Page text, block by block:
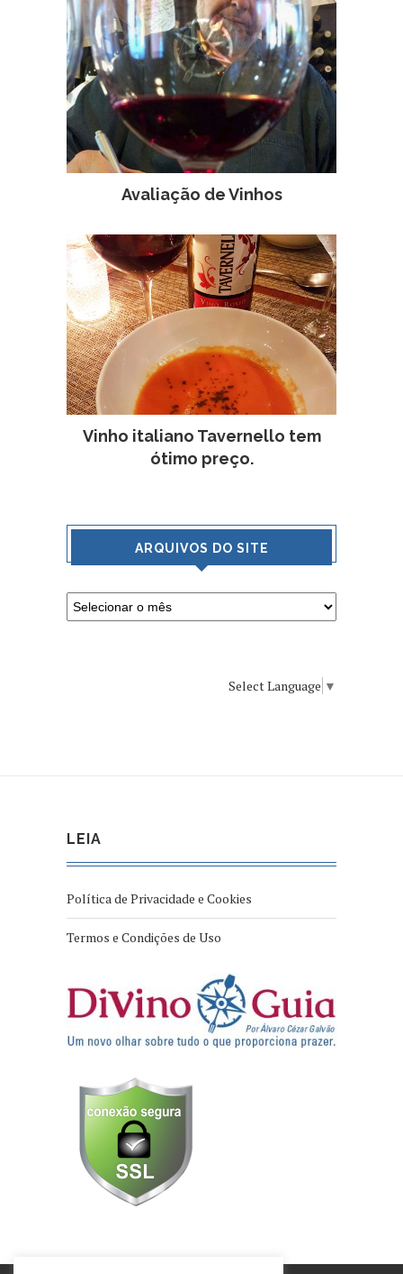
Avaliação de Vinhos
Vinho italiano Tavernello tem
ótimo preço.
ARQUIVOS DO SITE
Select Language ▼
LEIA
Política de Privacidade e Cookies
Termos e Condições de Uso